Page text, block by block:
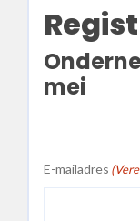
mei
E-mailadres